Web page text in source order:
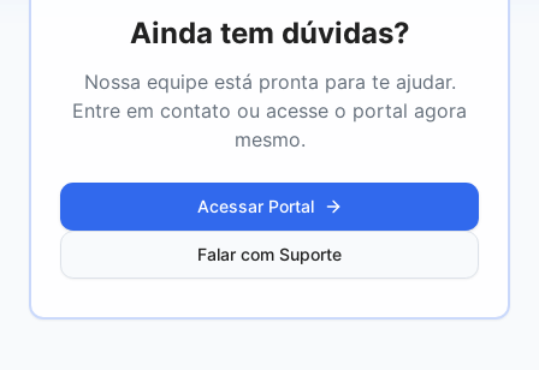
Ainda tem dúvidas?
Nossa equipe está pronta para te ajudar.
Entre em contato ou acesse o portal agora
mesmo.
Acessar Portal
Falar com Suporte